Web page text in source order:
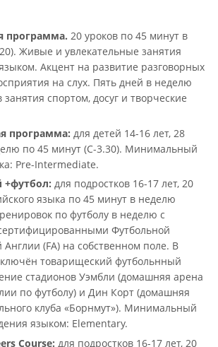
программа. 20 уроков по 45 минут в
Живые и увлекательные занятия
Акцент на развитие разговорных
на слух. Пять дней в неделю
занятия спортом, досуг и творческие
программа: для детей 14-16 лет, 28
по 45 минут (C-3.30). Минимальный
Pre-Intermediate.
+футбол: для подростков 16-17 лет, 20
языка по 45 минут в неделю
по футболу в неделю с
Футбольной
Англии (FA) на собственном поле. В
товарищеский футбольнный
стадионов Уэмбли (домашняя арена
по футболу) и Дин Корт (домашняя
клуба «Борнмут»). Минимальный
языком: Elementary.
Course: для подростков 16-17 лет, 20